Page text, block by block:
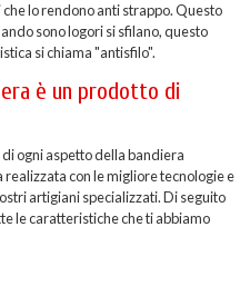
lo rendono anti strappo. Questo
sono logori si sfilano, questo
si chiama "antisfilo".
è un prodotto di
ogni aspetto della bandiera
con le migliore tecnologie e
artigiani specializzati. Di seguito
le caratteristiche che ti abbiamo